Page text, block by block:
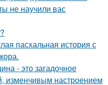
не научили вас
пасхальная история с
- это загадочное
изменчивым настроением